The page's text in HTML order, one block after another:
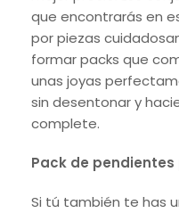
que encontrarás en
por piezas
formar packs que
unas joyas
sin desentonar y
complete.
Pack de pendientes
Si tú también te has